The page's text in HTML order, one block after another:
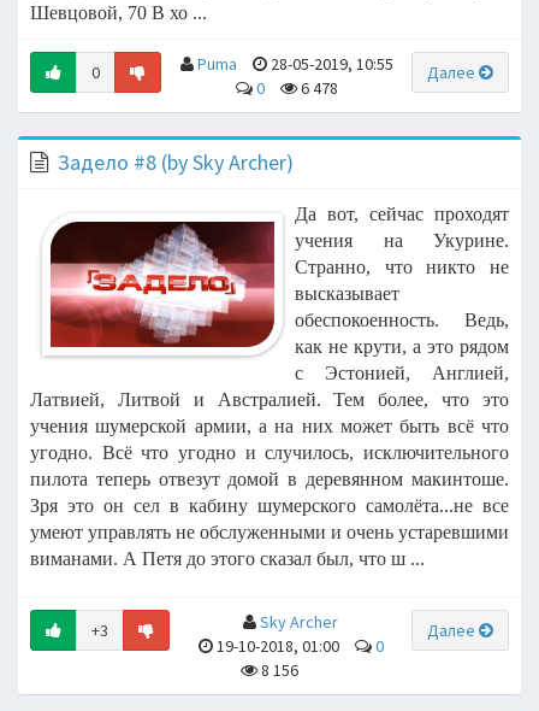
Шевцовой, 70 В хо ...
0 Далее
Puma
28-05-2019, 10:55
0
6 478
Задело #8 (by Sky Archer)
Да вот, сейчас проходят
учения на Укурине.
Странно, что никто не
высказывает
обеспокоенность. Ведь,
как не крути, а это рядом
с Эстонией, Англией,
Латвией, Литвой и Австралией. Тем более, что это
учения шумерской армии, а на них может быть всё что
угодно. Всё что угодно и случилось, исключительного
пилота теперь отвезут домой в деревянном макинтоше.
Зря это он сел в кабину шумерского самолёта...не все
умеют управлять не обслуженными и очень устаревшими
виманами. А Петя до этого сказал был, что ш ...
+3 Далее
Sky Archer
19-10-2018, 01:00
0
8 156